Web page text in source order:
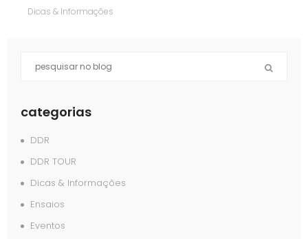
Dicas & Informações
categorias
DDR
DDR TOUR
Dicas & Informações
Ensaios
Eventos